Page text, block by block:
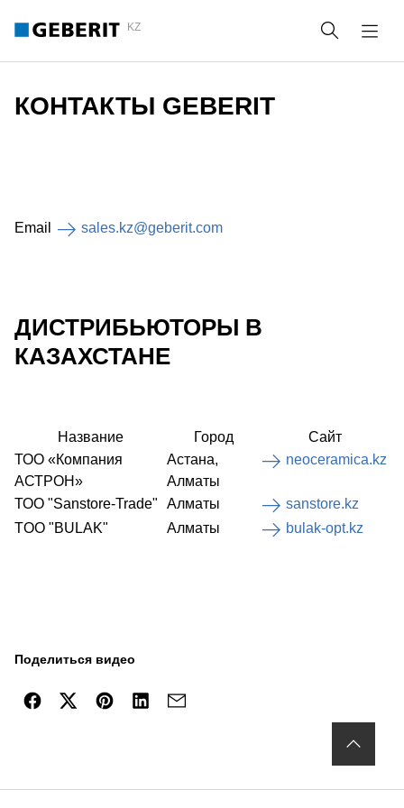
KZ Поиск
КОНТАКТЫ GEBERIT
Email sales.kz@geberit.com
ДИСТРИБЬЮТОРЫ В
КАЗАХСТАНЕ
Название Город
Сайт
ТОО «Компания
АСТРОН»
Астана,
Алматы
neoceramica.kz
ТОО "Sanstore-Trade" Алматы
sanstore.kz
TOO "BULAK"
Алматы bulak-opt.kz
Поделиться видео